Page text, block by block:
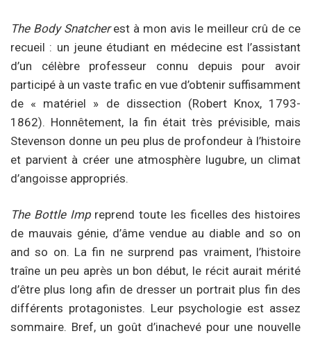
The Body Snatcherest à mon avis le meilleur crû de ce
recueil : un jeune étudiant en médecine est l’assistant
d’un célèbre professeur connu depuis pour avoir
participé à un vaste trafic en vue d’obtenir suffisamment
de « matériel » de dissection (Robert Knox, 1793-
1862). Honnêtement, la fin était très prévisible, mais
Stevenson donne un peu plus de profondeur à l’histoire
et parvient à créer une atmosphère lugubre, un climat
d’angoisse appropriés.
The Bottle Impreprend toute les ficelles des histoires
de mauvais génie, d’âme vendue au diable and so on
and so on. La fin ne surprend pas vraiment, l’histoire
traîne un peu après un bon début, le récit aurait mérité
d’être plus long afin de dresser un portrait plus fin des
différents protagonistes. Leur psychologie est assez
sommaire. Bref, un goût d’inachevé pour une nouvelle